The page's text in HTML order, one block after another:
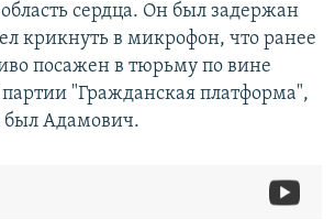
сердца. Он был задержан
крикнуть в микрофон, что ранее
посажен в тюрьму по вине
"Гражданская платформа",
был Адамович.